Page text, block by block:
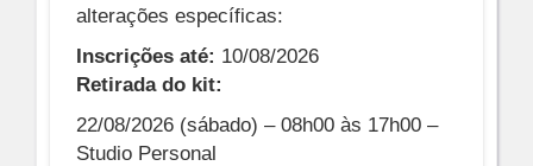
alterações específicas:
Inscrições até: 10/08/2026
Retirada do kit:
22/08/2026 (sábado) – 08h00 às 17h00 –
Studio Personal